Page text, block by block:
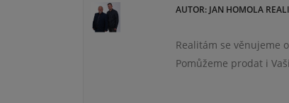
AUTOR: JAN HOMOLA
Realitám se věnujeme
Pomůžeme prodat i